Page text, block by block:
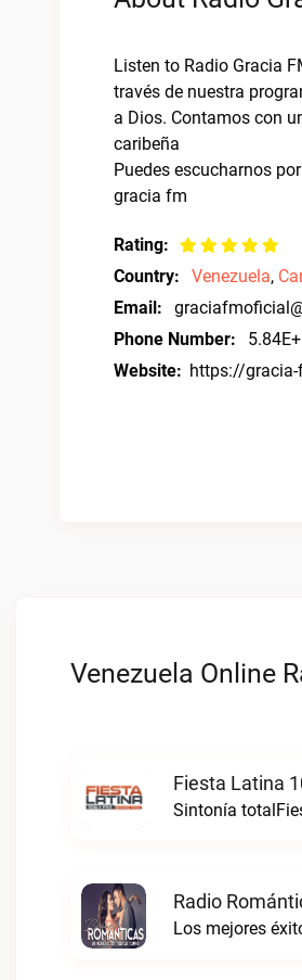
Listen to Radio Gracia
través de nuestra
a Dios. Contamos con
caribeña
Puedes escucharnos
gracia fm
Rating:
Country:
Venezuela,
Email:
Phone Number:
Website: https://
Venezuela Online
Fiesta Latina
Sintonía
Radio
Los mejores